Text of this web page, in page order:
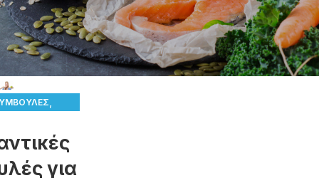
,
ΑΔΥΝΆΤΙΣΜΑ
για